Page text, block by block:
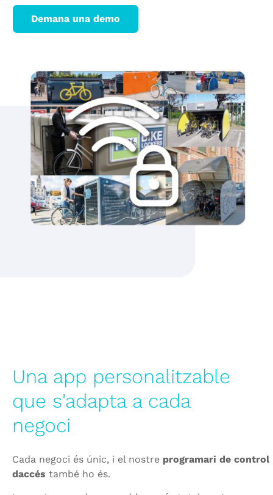
Demana una demo
Una app personalitzable
que s'adapta a cada
negoci
Cada negoci és únic, i el nostre programari de control
daccés també ho és.